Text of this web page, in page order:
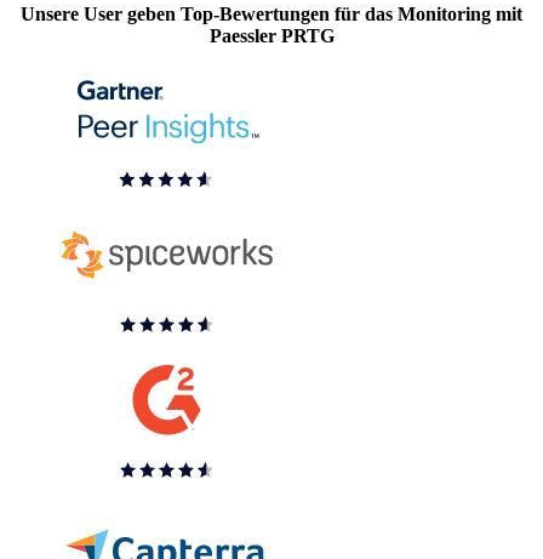
Unsere User geben Top-Bewertungen für das Monitoring mit
Paessler PRTG